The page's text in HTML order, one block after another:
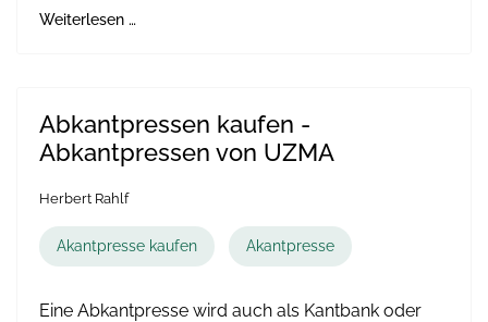
Weiterlesen …
Abkantpressen kaufen -
Abkantpressen von UZMA
Herbert Rahlf
Akantpresse kaufen Akantpresse
Eine Abkantpresse wird auch als Kantbank oder